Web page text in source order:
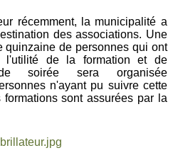
récemment, la municipalité a
des associations. Une
quinzaine de personnes qui ont
l'utilité de la formation et de
soirée sera organisée
n'ayant pu suivre cette
sont assurées par la